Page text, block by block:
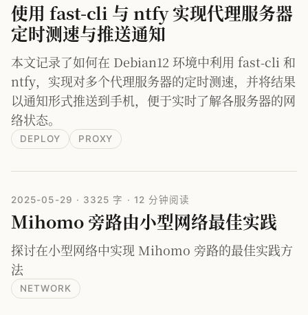
使用 fast-cli 与 ntfy 实现代理服务器
定时测速与推送通知
本文记录了如何在 Debian12 环境中利用 fast-cli 和
ntfy，实现对多个代理服务器的定时测速，并将结果
以通知形式推送到手机，便于实时了解各服务器的网
络状态。
DEPLOY PROXY
2025-05-29 · 3325 字 · 12 分钟阅读
Mihomo 旁路由小型网络最佳实践
探讨在小型网络中实现 Mihomo 旁路的最佳实践方
法
NETWORK